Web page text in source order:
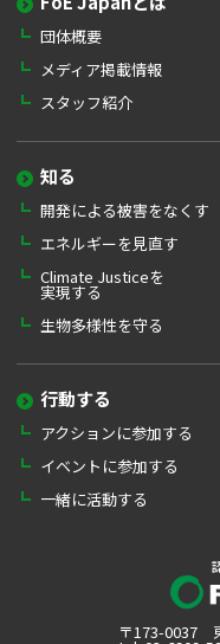
団体概要
メディア掲載情報
スタッフ紹介
知る
開発による被害をなくす
エネルギーを見直す
Climate Justiceを
実現する
生物多様性を守る
行動する
アクションに参加する
イベントに参加する
一緒に活動する
〒173-0037